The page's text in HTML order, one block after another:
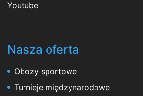
Youtube
Nasza oferta
Obozy sportowe
Turnieje międzynarodowe